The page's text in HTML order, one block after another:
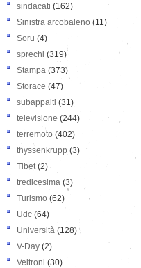
sindacati (162)
Sinistra arcobaleno (11)
Soru (4)
sprechi (319)
Stampa (373)
Storace (47)
subappalti (31)
televisione(244)
terremoto (402)
thyssenkrupp (3)
Tibet(2)
tredicesima (3)
Turismo (62)
Udc (64)
Università (128)
V-Day (2)
Veltroni (30)